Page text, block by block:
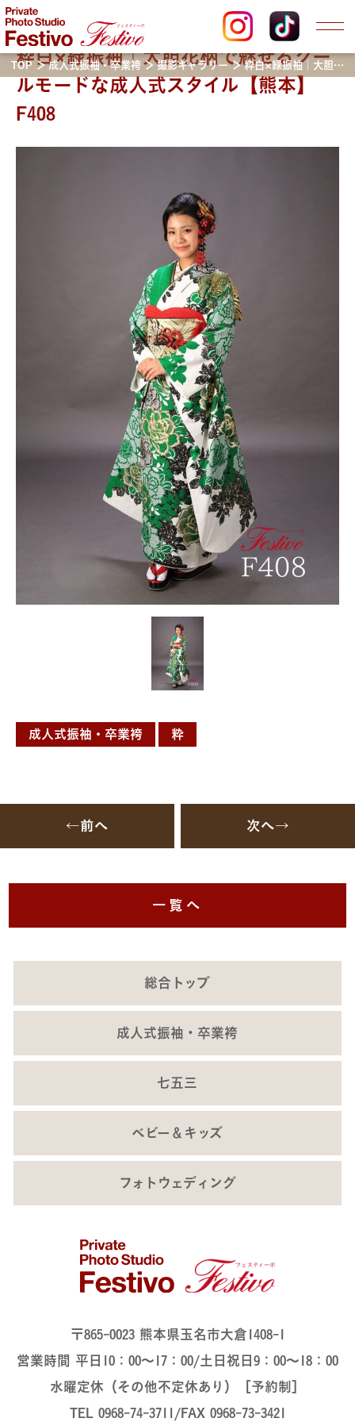
TOP 成人式振袖・卒業袴 撮影ギャラリー 粋白×緑振袖｜大胆花柄で魅せるクールモードな成人式スタイル【熊本】F408
粋白×緑振袖｜大胆花柄で魅せるクー
ルモードな成人式スタイル【熊本】
F408
成人式振袖・卒業袴 粋
←前へ 次へ→
一覧へ
総合トップ
成人式振袖・卒業袴
七五三
ベビー＆キッズ
フォトウェディング
〒865-0023 熊本県玉名市大倉1408-1
営業時間 平日10：00～17：00/土日祝日9：00～18：00
水曜定休（その他不定休あり）［予約制］
TEL 0968-74-3711/FAX 0968-73-3421